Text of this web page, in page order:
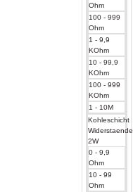
Ohm
100 - 999
Ohm
1 - 9,9
KOhm
10 - 99,9
KOhm
100 - 999
KOhm
1 - 10M
Kohleschicht
Widerstaende
2W
0 - 9,9
Ohm
10 - 99
Ohm